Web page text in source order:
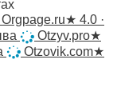
Orgpage.ru★ 4.0 ·
Otzyv.pro★
Otzovik.com★